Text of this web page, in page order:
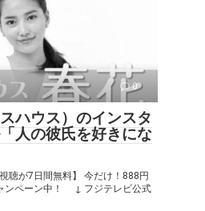
0
ハウス）のインスタ
人の彼氏を好きにな
聴が7日間無料】 今だけ！888円
ンペーン中！ ↓ フジテレビ公式